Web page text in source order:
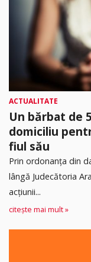
ACTUALITATE
Un bărbat de
domiciliu
fiul său
Prin ordonanța din
lângă Judecătoria
acţiunii...
citește mai mult »